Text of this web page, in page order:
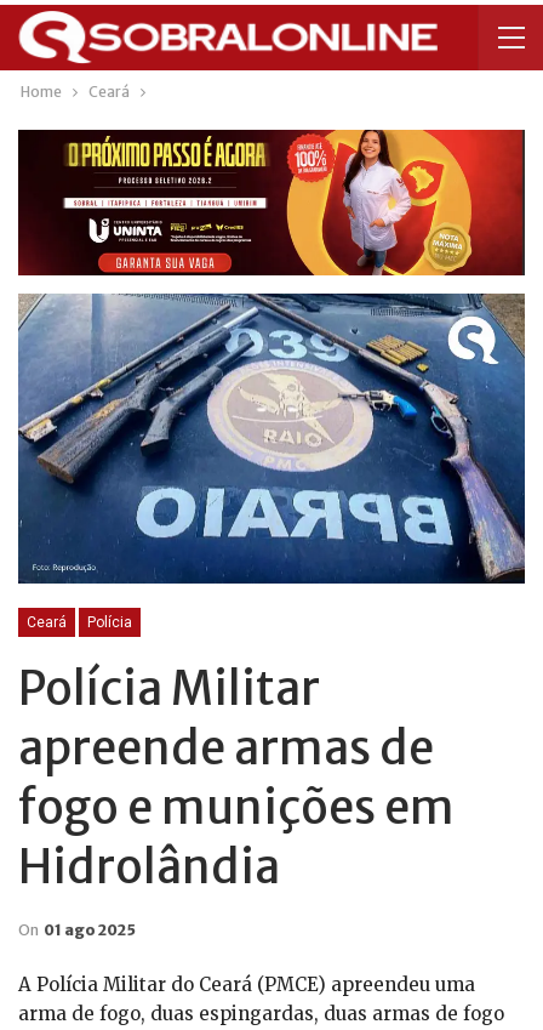
Home Ceará
Ceará Polícia
Polícia Militar
apreende armas de
fogo e munições em
Hidrolândia
On 01 ago 2025
A Polícia Militar do Ceará (PMCE) apreendeu uma
arma de fogo, duas espingardas, duas armas de fogo